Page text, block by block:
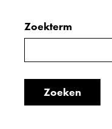
Zoeken
de
index
Zoeken
de
index
Zoekterm
Zoeken